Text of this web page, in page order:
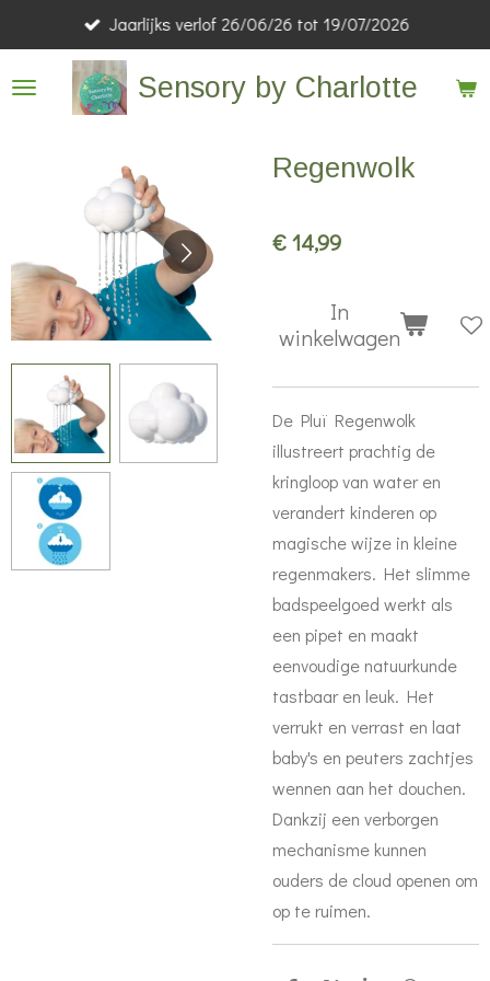
direct
naar
Sensory by Charlotte
Jaarlijks verlof 26/06/26 tot 19/07/2026
Regenwolk
€ 14,99
In
winkelwagen
De Pluï Regenwolk
illustreert prachtig de
kringloop van water en
verandert kinderen op
magische wijze in kleine
regenmakers. Het slimme
badspeelgoed werkt als
een pipet en maakt
eenvoudige natuurkunde
tastbaar en leuk. Het
verrukt en verrast en laat
baby's en peuters zachtjes
wennen aan het douchen.
Dankzij een verborgen
mechanisme kunnen
ouders de cloud openen om
op te ruimen.